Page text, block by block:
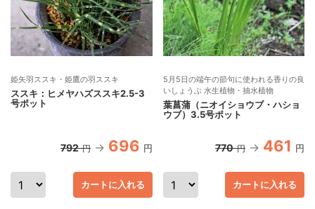
姫矢羽ススキ・姫鷹の羽ススキ
ススキ：ヒメヤハズススキ2.5-3
号ポット
792 円 696 円
カートに入れる
5月5日の端午の節句に使われる香りの良
いしょうぶ 水生植物・抽水植物
葉菖蒲（ニオイショウブ・ハショ
ウブ）3.5号ポット
770 円 461 円
カートに入れる